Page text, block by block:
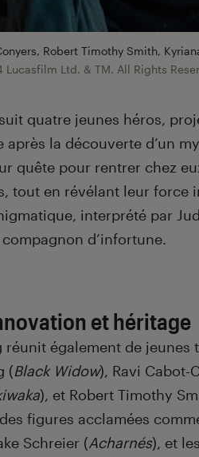
Robert Timothy Smith,
Ltd. & TM. All Rights
quatre jeunes héros,
après la découverte d’un
quête pour rentrer chez
tout en révélant leur force
interprété par
d’infortune.
et héritage
réunit également de jeunes
(Black Widow), Ravi Cabot-
), et Robert Timothy
figures acclamées
Schreier (Acharnés), et